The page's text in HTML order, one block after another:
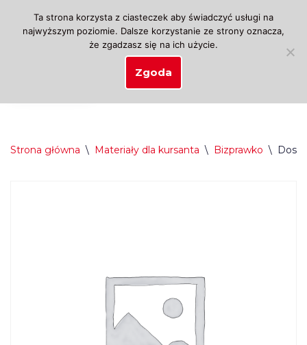
Przejdź
Strona główna \ Materiały dla kursanta \ Bizprawko \
Ta strona korzysta z ciasteczek aby świadczyć usługi na
najwyższym poziomie. Dalsze korzystanie ze strony oznacza,
że zgadzasz się na ich użycie.
Zgoda